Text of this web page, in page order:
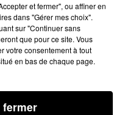
06/2023 À 07H50
et fermer", ou affiner en
dans "Gérer mes choix".
sur "Continuer sans
que pour ce site. Vous
votre consentement à tout
en bas de chaque page.